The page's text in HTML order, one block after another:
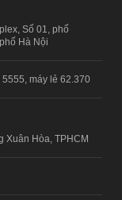
Số 01, phố
Hà Nội
máy lẻ 62.370
Xuân Hòa, TPHCM